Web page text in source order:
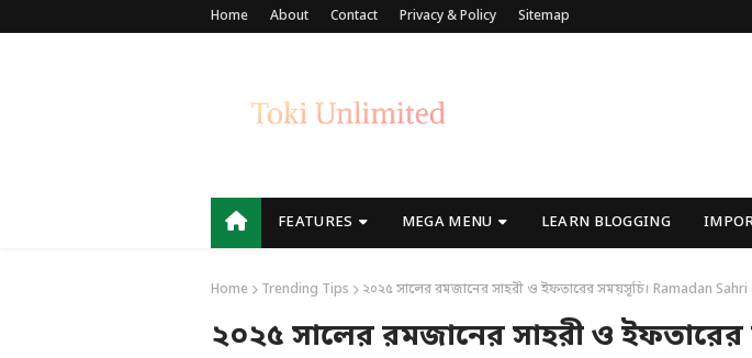
Home About Contact Privacy & Policy Sitemap
FEATURES MEGA MENU LEARN BLOGGING
Home Trending Tips ২০২৫ সালের রমজানের সাহরী ও ইফতারের সময়সূচি। Ramadan
২০২৫ সালের রমজানের সাহরী ও ইফতারের